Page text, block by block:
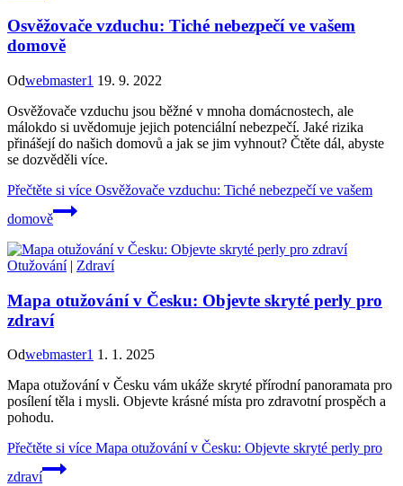
Osvěžovače vzduchu: Tiché nebezpečí ve vašem
domově
Odwebmaster1 19. 9. 2022
Osvěžovače vzduchu jsou běžné v mnoha domácnostech, ale
málokdo si uvědomuje jejich potenciální nebezpečí. Jaké rizika
přinášejí do našich domovů a jak se jim vyhnout? Čtěte dál, abyste
se dozvěděli více.
Přečtěte si více Osvěžovače vzduchu: Tiché nebezpečí ve vašem
domově
Otužování| Zdraví
Mapa otužování v Česku: Objevte skryté perly pro
zdraví
Odwebmaster1 1. 1. 2025
Mapa otužování v Česku vám ukáže skryté přírodní panoramata pro
posílení těla i mysli. Objevte krásné místa pro zdravotní prospěch a
pohodu.
Přečtěte si více Mapa otužování v Česku: Objevte skryté perly pro
zdraví